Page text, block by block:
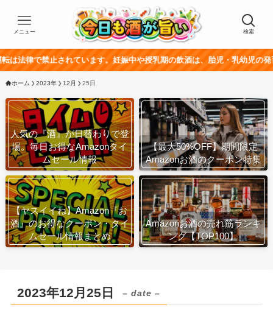
検索
メニュー
で禁止されています。妊娠中や授乳期の飲酒は、胎児・乳幼児の発育に悪
ホーム 2023年 12月 25日
人気の『酒』が日替わりで登
場。毎日お得なAmazonタイ
ムセール情報
【最大50%OFF】期間限定
Amazonお酒のクーポン特集
【ヤスイイね】Amazon『お
酒』のお得なクーポン・タイ
ムセール情報まとめ
Amazonお酒の売れ筋ランキ
ング【TOP100】
2023年12月25日 – date –